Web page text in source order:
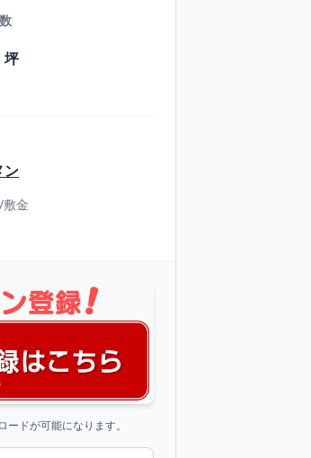
坪
ン
金
ドが可能になります。